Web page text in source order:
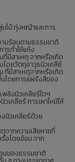
ไม้ ทุ่งหญ้าและการ
มร้อนตามธรรมชาติ
รทำให้แห้ง
มีสาเหตุ จากหรือเกิด
โดยวัตถุอาวุธนิวเคลีย์
ที่มีสาเหตุจากหรือเกิด
โดยการแผ่รังสีของ
ลิงนิวเคลียร์ใดๆ
เคลียร์ การเผาไหม้ให้
นิวเคลียร์ด้วย
จากความเสียหายที่
อโดยอ้อม จาก
นของธรรมชาติ